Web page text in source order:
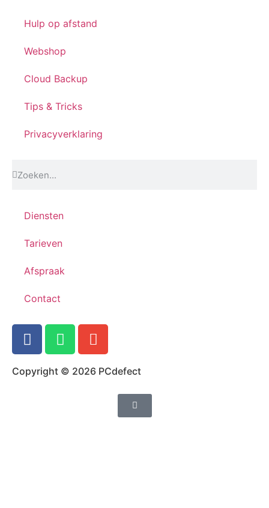
Hulp op afstand
Webshop
Cloud Backup
Tips & Tricks
Privacyverklaring
Diensten
Tarieven
Afspraak
Contact
Copyright © 2026 PCdefect